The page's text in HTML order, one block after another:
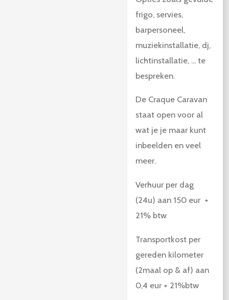
frigo, servies,
barpersoneel,
muziekinstallatie, dj,
lichtinstallatie, ... te
bespreken.
De Craque Caravan
staat open voor al
wat je je maar kunt
inbeelden en veel
meer.
Verhuur per dag
(24u) aan 150 eur +
21% btw
Transportkost per
gereden kilometer
(2maal op & af) aan
0,4 eur + 21%btw